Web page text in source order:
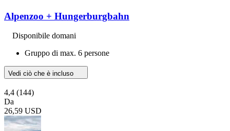
Alpenzoo + Hungerburgbahn
Disponibile domani
Gruppo di max. 6 persone
Vedi ciò che è incluso
4,4 (144)
Da
26,59 USD